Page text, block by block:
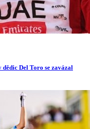
Del Toro se zavázal